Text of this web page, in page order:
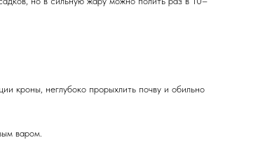
кроны, неглубоко прорыхлить почву и обильно
варом.